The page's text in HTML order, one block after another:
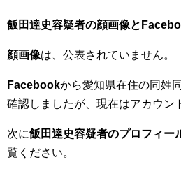
飯田達史容疑者の顔画像と
顔画像は、公表されていません。
Facebookから愛知県在住の同姓
確認しましたが、現在はアカウン
次に飯田達史容疑者のプロフィー
覧ください。